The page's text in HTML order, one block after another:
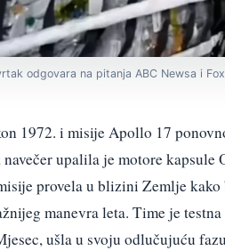
odgovara na pitanja ABC Newsa i Fox
1972. i misije Apollo 17
upalila je motore kapsule
provela u blizini Zemlje kako
manevra leta. Time je
ušla u svoju odlučujuću